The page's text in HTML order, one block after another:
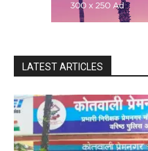
LATEST ARTICLES